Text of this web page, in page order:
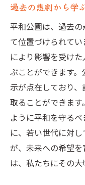
戦争の教
犠牲者へ
過去を振
平和教育
世界遺産と
世界遺産
平和公園
国際的な
文化遺産
平和公園
過去の悲劇から学
平和公園は、過去
て位置づけられて
により影響を受け
ぶことができます
示が点在しており
取ることができま
ように平和を守る
に、若い世代に対
が、未来への希望
は、私たちにその大